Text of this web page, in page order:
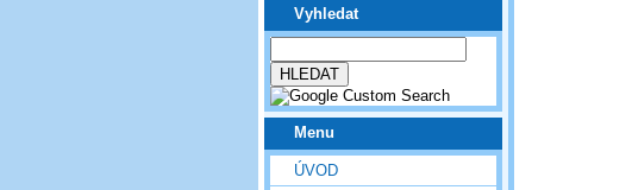
Vyhledat
Menu
ÚVOD